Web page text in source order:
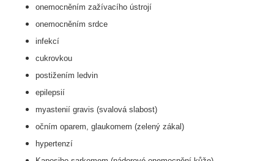
onemocněním zažívacího ústrojí
onemocněním srdce
infekcí
cukrovkou
postižením ledvin
epilepsií
myastenií gravis (svalová slabost)
očním oparem, glaukomem (zelený zákal)
hypertenzí